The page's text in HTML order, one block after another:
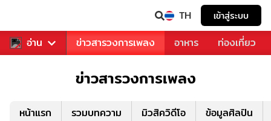
TH เข้าสู่ระบบ
อ่าน
ข่าวบันเทิง ข่าวสารวงการเพลง อาหาร ท่องเที่ยว
ข่าวสารวงการเพลง
หน้าแรก รวมบทความ มิวสิควิดีโอ ข้อมูลศิลปิน